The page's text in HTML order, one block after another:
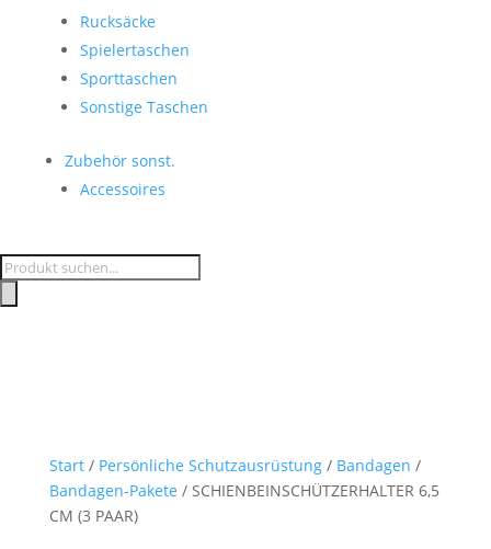
Rucksäcke
Spielertaschen
Sporttaschen
Sonstige Taschen
Zubehör sonst.
Accessoires
Products
Start/ Persönliche Schutzausrüstung/ Bandagen /
Bandagen-Pakete / SCHIENBEINSCHÜTZERHALTER 6,5
CM (3 PAAR)